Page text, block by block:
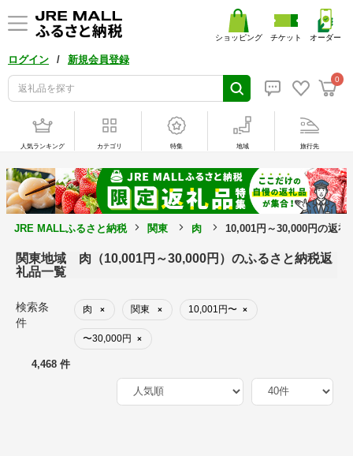
ログイン / 新規会員登録
0
ショッピング チケット オーダー
人気ランキング カテゴリ 特集 地域 旅行先
JRE MALLふるさと納税 関東 肉 10,001円～30,000円の返礼
関東地域 肉（10,001円～30,000円）のふるさと納税返
礼品一覧
検索条
件
肉 × 関東 × 10,001円〜 ×
〜30,000円 ×
4,468 件